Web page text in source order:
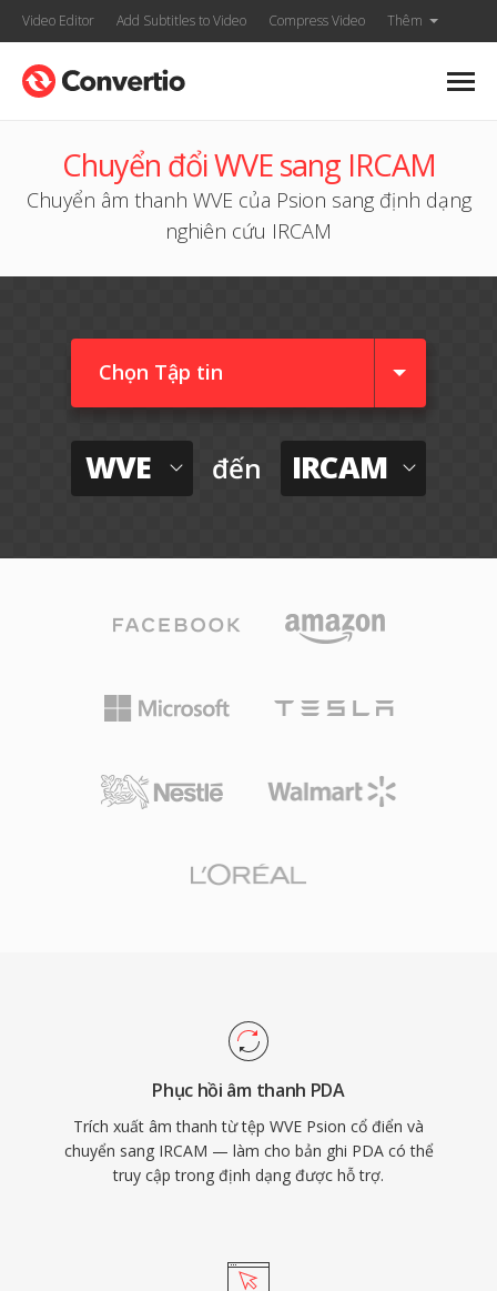
Video Editor Add Subtitles to Video Compress Video Thêm
Chuyển đổi WVE sang IRCAM
Chuyển âm thanh WVE của Psion sang định dạng
nghiên cứu IRCAM
Chọn Tập tin
WVE đến IRCAM
Phục hồi âm thanh PDA
Trích xuất âm thanh từ tệp WVE Psion cổ điển và
chuyển sang IRCAM — làm cho bản ghi PDA có thể
truy cập trong định dạng được hỗ trợ.